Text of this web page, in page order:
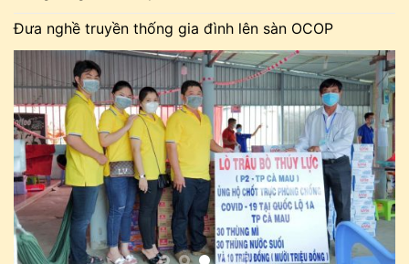
Đưa nghề truyền thống gia đình lên sàn OCOP